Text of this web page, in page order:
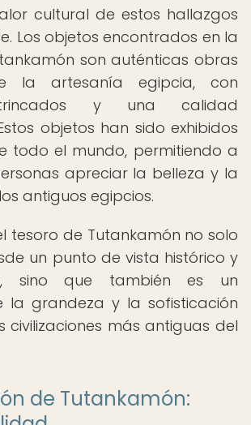
cultural de estos hallazgos
Los objetos encontrados en la
son auténticas obras
la artesanía egipcia, con
y una calidad
objetos han sido exhibidos
todo el mundo, permitiendo a
apreciar la belleza y la
antiguos egipcios.
tesoro de Tutankamón no solo
un punto de vista histórico y
sino que también es un
la grandeza y la sofisticación
civilizaciones más antiguas del
de Tutankamón: